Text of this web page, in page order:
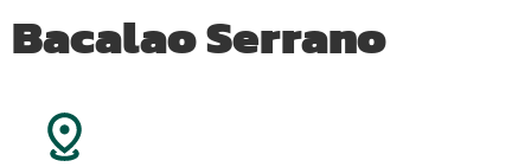
Bacalao Serrano